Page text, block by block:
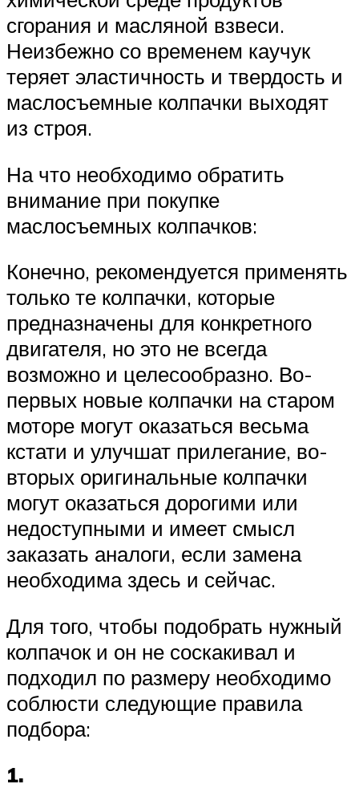
сгорания и масляной взвеси.
Неизбежно со временем каучук
теряет эластичность и твердость и
маслосъемные колпачки выходят
из строя.
На что необходимо обратить
внимание при покупке
маслосъемных колпачков:
Конечно, рекомендуется применять
только те колпачки, которые
предназначены для конкретного
двигателя, но это не всегда
возможно и целесообразно. Во-
первых новые колпачки на старом
моторе могут оказаться весьма
кстати и улучшат прилегание, во-
вторых оригинальные колпачки
могут оказаться дорогими или
недоступными и имеет смысл
заказать аналоги, если замена
необходима здесь и сейчас.
Для того, чтобы подобрать нужный
колпачок и он не соскакивал и
подходил по размеру необходимо
соблюсти следующие правила
подбора:
1.